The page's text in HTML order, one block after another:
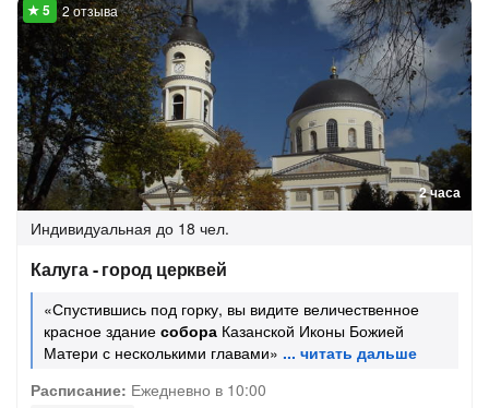
2 часа
2 отзыва
Индивидуальная до 18 чел.
Калуга - город церквей
«Спустившись под горку, вы видите величественное
красное здание собора Казанской Иконы Божией
Матери с несколькими главами»
Расписание: Ежедневно в 10:00